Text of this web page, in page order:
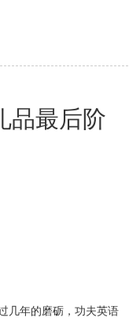
品最后阶
几年的磨砺，功夫英语